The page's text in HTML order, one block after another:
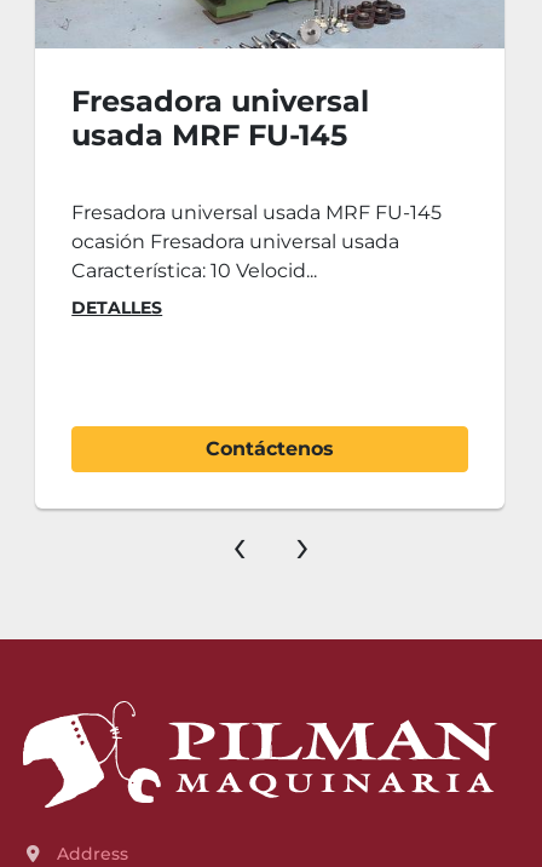
Fresadora universal
usada MRF FU-145
Fresadora universal usada MRF FU-145
ocasión Fresadora universal usada
Característica: 10 Velocid...
DETALLES
Contáctenos
‹ ›
Address